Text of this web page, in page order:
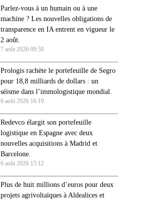
Parlez-vous à un humain ou à une
machine ? Les nouvelles obligations de
transparence en IA entrent en vigueur le
2 août.
7 août 2026 09:59
Prologis rachète le portefeuille de Segro
pour 18,8 milliards de dollars : un
séisme dans l’immologistique mondial.
6 août 2026 16:19
Redevco élargit son portefeuille
logistique en Espagne avec deux
nouvelles acquisitions à Madrid et
Barcelone.
6 août 2026 15:12
Plus de huit millions d’euros pour deux
projets agrivoltaïques à Aldealices et